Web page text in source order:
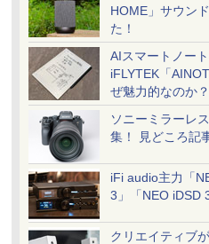
HOME」サウン
た！
AIスマートノー
iFLYTEK「
ぜ魅力的なのか？
ソニーミラーレ
集！ 見どころ記
iFi audio主力「
3」「NEO iDSD
クリエイティブ